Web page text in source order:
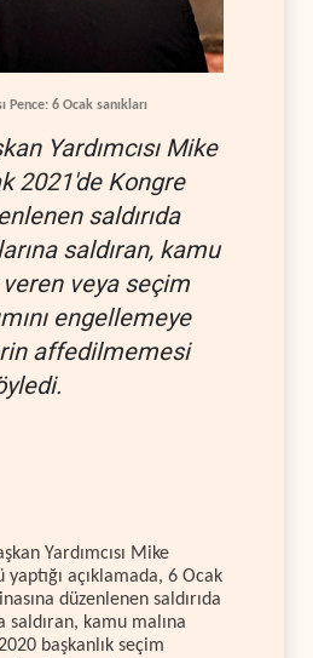
Pence: 6 Ocak sanıkları
Yardımcısı Mike
2021'de Kongre
saldırıda
saldıran, kamu
veya seçim
engellemeye
affedilmemesi
Yardımcısı Mike
yaptığı açıklamada, 6 Ocak
düzenlenen saldırıda
saldıran, kamu malına
başkanlık seçim